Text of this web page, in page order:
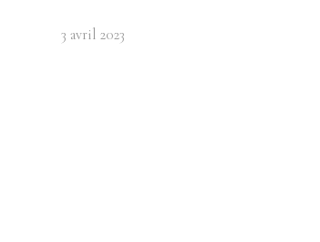
3 avril 2023